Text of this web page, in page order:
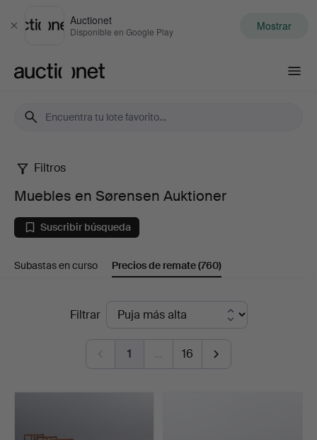
Cerrar
Auctionet
Disponible en Google Play Mostrar
Muebles
en
Sørensen
Auktioner
Filtros
Muebles en Sørensen Auktioner
Suscribir búsqueda
Subastas en curso Precios de remate(760)
Filtrar
1 … 16